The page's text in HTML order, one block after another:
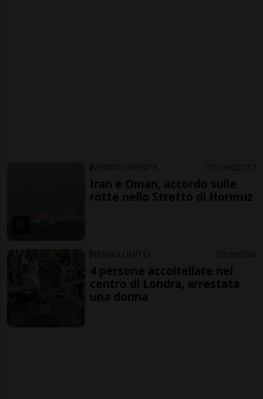
MEDIO ORIENTE 7 ore 2 17
Iran e Oman, accordo sulle
rotte nello Stretto di Hormuz
REGNO UNITO 9 ore 26
4 persone accoltellate nel
centro di Londra, arrestata
una donna